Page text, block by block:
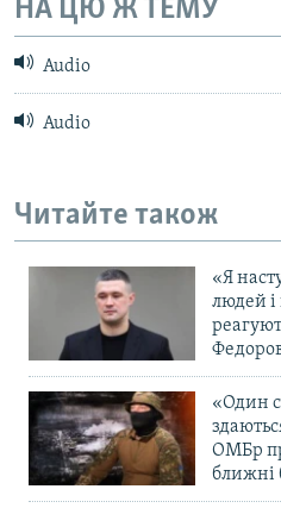
НА ЦЮ Ж ТЕМУ
Audio
Audio
Читайте також
«Я
людей і
«Один
ОМБр
ближні